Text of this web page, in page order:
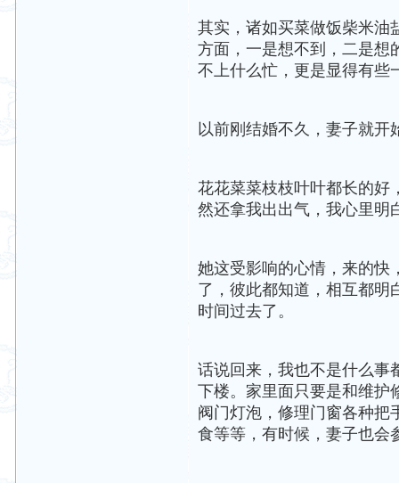
其实，诸如买菜做饭柴米油
方面，一是想不到，二是想
不上什么忙，更是显得有些
以前刚结婚不久，妻子就
花花菜菜枝枝叶叶都长的好
然还拿我出出气，我心里明
她这受影响的心情，来的快
了，彼此都知道，相互都明
时间过去了。
话说回来，我也不是什么事
下楼。家里面只要是和维护
阀门灯泡，修理门窗各种把
食等等，有时候，妻子也会